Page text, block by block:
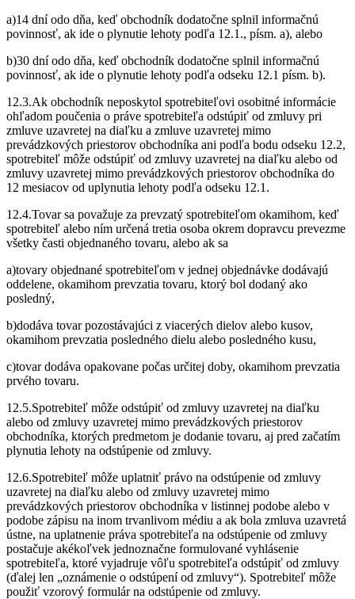
a)14 dní odo dňa, keď obchodník dodatočne splnil informačnú
povinnosť, ak ide o plynutie lehoty podľa 12.1., písm. a), alebo
b)30 dní odo dňa, keď obchodník dodatočne splnil informačnú
povinnosť, ak ide o plynutie lehoty podľa odseku 12.1 písm. b).
12.3.Ak obchodník neposkytol spotrebiteľovi osobitné informácie
ohľadom poučenia o práve spotrebiteľa odstúpiť od zmluvy pri
zmluve uzavretej na diaľku a zmluve uzavretej mimo
prevádzkových priestorov obchodníka ani podľa bodu odseku 12.2,
spotrebiteľ môže odstúpiť od zmluvy uzavretej na diaľku alebo od
zmluvy uzavretej mimo prevádzkových priestorov obchodníka do
12 mesiacov od uplynutia lehoty podľa odseku 12.1.
12.4.Tovar sa považuje za prevzatý spotrebiteľom okamihom, keď
spotrebiteľ alebo ním určená tretia osoba okrem dopravcu prevezme
všetky časti objednaného tovaru, alebo ak sa
a)tovary objednané spotrebiteľom v jednej objednávke dodávajú
oddelene, okamihom prevzatia tovaru, ktorý bol dodaný ako
posledný,
b)dodáva tovar pozostávajúci z viacerých dielov alebo kusov,
okamihom prevzatia posledného dielu alebo posledného kusu,
c)tovar dodáva opakovane počas určitej doby, okamihom prevzatia
prvého tovaru.
12.5.Spotrebiteľ môže odstúpiť od zmluvy uzavretej na diaľku
alebo od zmluvy uzavretej mimo prevádzkových priestorov
obchodníka, ktorých predmetom je dodanie tovaru, aj pred začatím
plynutia lehoty na odstúpenie od zmluvy.
12.6.Spotrebiteľ môže uplatniť právo na odstúpenie od zmluvy
uzavretej na diaľku alebo od zmluvy uzavretej mimo
prevádzkových priestorov obchodníka v listinnej podobe alebo v
podobe zápisu na inom trvanlivom médiu a ak bola zmluva uzavretá
ústne, na uplatnenie práva spotrebiteľa na odstúpenie od zmluvy
postačuje akékoľvek jednoznačne formulované vyhlásenie
spotrebiteľa, ktoré vyjadruje vôľu spotrebiteľa odstúpiť od zmluvy
(ďalej len „oznámenie o odstúpení od zmluvy“). Spotrebiteľ môže
použiť vzorový formulár na odstúpenie od zmluvy.